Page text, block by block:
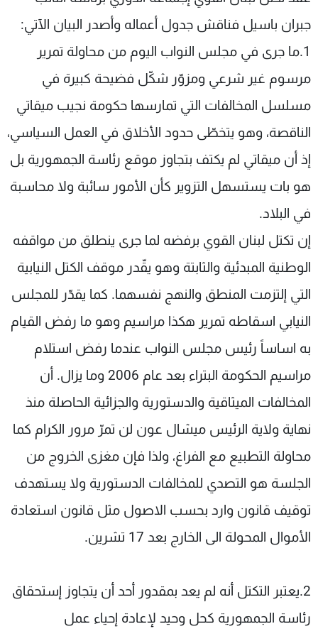
جبران باسيل فناقش جدول أعماله وأصدر البيان الآتي:
1.ما جرى في مجلس النواب اليوم من محاولة تمرير
مرسوم غير شرعي ومزوّر شكّل فضيحة كبيرة في
مسلسل المخالفات التي تمارسها حكومة نجيب ميقاتي
الناقصة، وهو يتخطّى حدود الأخلاق في العمل السياسي،
إذ أن ميقاتي لم يكتف بتجاوز موقع رئاسة الجمهورية بل
هو بات يستسهل التزوير كأن الأمور سائبة ولا محاسبة
في البلاد.
إن تكتل لبنان القوي برفضه لما جرى ينطلق من مواقفه
الوطنية المبدئية والثابتة وهو يقّدر موقف الكتل النيابية
التي إلتزمت المنطق والنهج نفسهما. كما يقدّر للمجلس
النيابي اسقاطه تمرير هكذا مراسيم وهو ما رفض القيام
به اساساً رئيس مجلس النواب عندما رفض استلام
مراسيم الحكومة البتراء بعد عام 2006 وما يزال. أن
المخالفات الميثاقية والدستورية والجزائية الحاصلة منذ
نهاية ولاية الرئيس ميشال عون لن تمرّ مرور الكرام كما
محاولة التطبيع مع الفراغ، ولذا فإن مغزى الخروج من
الجلسة هو التصدي للمخالفات الدستورية ولا يستهدف
توقيف قانون وارد بحسب الاصول مثل قانون استعادة
الأموال المحولة الى الخارج بعد 17 تشرين.
2.يعتبر التكتل أنه لم يعد بمقدور أحد أن يتجاوز إستحقاق
رئاسة الجمهورية كحل وحيد لإعادة إحياء عمل
شاهد البرامج
الترددات
عن MTV
لاعلاناتكم
وظائف
شروط الإسـتخدام
سياسة الخصوصية